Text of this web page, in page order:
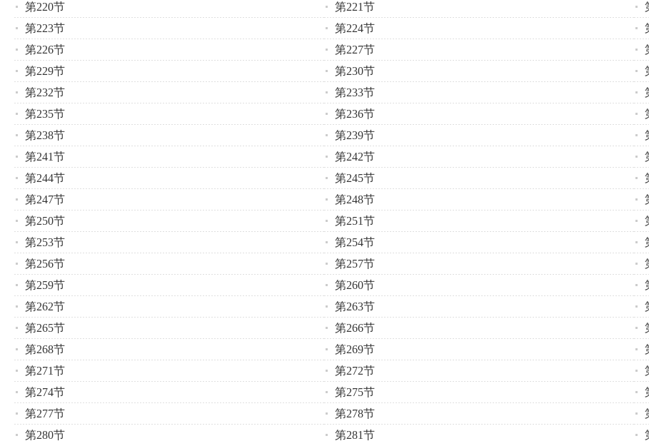
第220节
第221节
第223节
第224节
第226节
第227节
第229节
第230节
第232节
第233节
第235节
第236节
第238节
第239节
第241节
第242节
第244节
第245节
第247节
第248节
第250节
第251节
第253节
第254节
第256节
第257节
第259节
第260节
第262节
第263节
第265节
第266节
第268节
第269节
第271节
第272节
第274节
第275节
第277节
第278节
第280节
第281节